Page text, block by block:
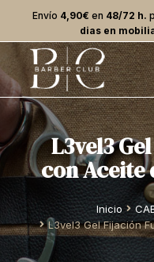
Envío 4,90€ en 48/72 h.
dias en
L3vel3
con Aceite
Estás aquí: Inicio
L3vel3 Gel Fijación